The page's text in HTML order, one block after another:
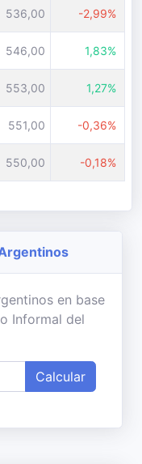
536,00 -2,99%
546,00 1,83%
553,00 1,27%
551,00 -0,36%
550,00 -0,18%
en base
Informal del
Calcular